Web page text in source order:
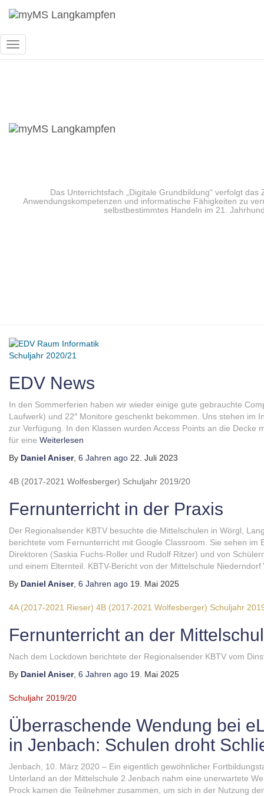
Navigation
Das Unterrichtsfach „Digitale Grundbildung“ verfolgt
Anwendungskompetenzen und informatische Fähigkeiten zu
selbstbestimmtes Handeln im 21.
Schuljahr 2020/21
EDV News
In den Sommerferien haben wir wieder einige gute gebrauchte
Laufwerk) und 22″ Monitore geschenkt bekommen. Uns stehen im
zur Verfügung. In den Klassen wurden Access Points an die Decke
für eine Weiterlesen
By Daniel Aniser, 6 Jahren ago 22. Juli 2023
4B (2017-2021 Wolfesberger) Schuljahr 2019/20
Fernunterricht in der Praxis
Der Regionalsender KBTV besuchte die Mittelschulen in Wörgl,
berichtete vom Fernunterricht mit Google Classroom. Sie sehen im
Direktoren (Saskia Fuchs-Roller und Rudolf Ritzer) und von
und einem Elternteil. KBTV-Bericht von der Mittelschule Niederndorf
By Daniel Aniser, 6 Jahren ago 19. Mai 2025
4A (2017-2021 Rieser) 4B (2017-2021 Wolfesberger) Schuljahr
Fernunterricht an der
Nach dem Lockdown berichtete der Regionalsender KBTV vom
By Daniel Aniser, 6 Jahren ago 19. Mai 2025
Schuljahr 2019/20
Überraschende Wendung bei
in Jenbach: Schulen droht
Jenbach, 10. März 2020 – Ein eigentlich gewöhnlicher
Unterland an der Mittelschule 2 Jenbach nahm eine unerwartete
Prock kamen die Teilnehmer zusammen, um sich in der Nutzung